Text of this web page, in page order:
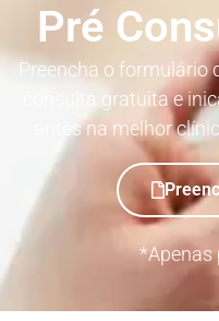
Pré
Preencha o formulário
consulta gratuita e
antes na melhor
*Apenas